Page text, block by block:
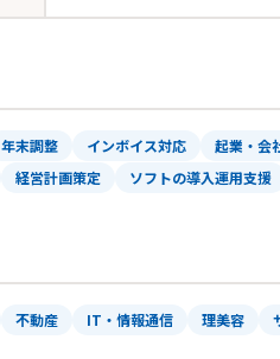
年末調整 インボイス対応 起業・会
経営計画策定 ソフトの導入運用支援
不動産 IT・情報通信 理美容